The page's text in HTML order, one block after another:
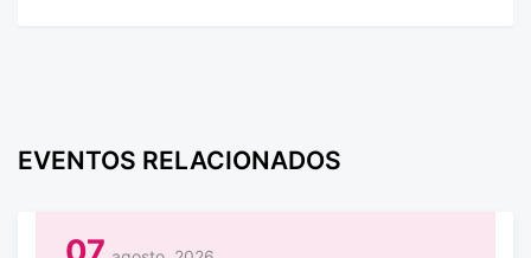
EVENTOS RELACIONADOS